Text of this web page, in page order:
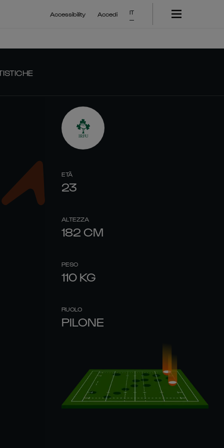
Accessibility Accedi IT
ETÀ
23
ALTEZZA
182 CM
PESO
110 KG
RUOLO
PILONE